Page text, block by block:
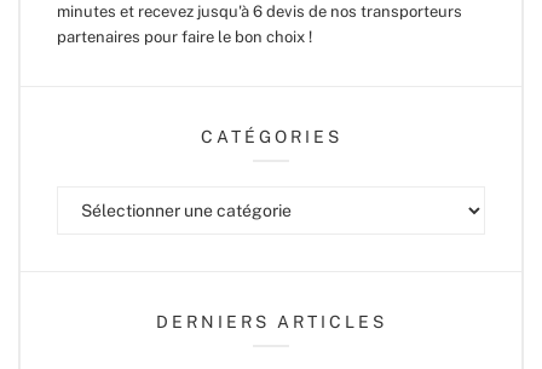
minutes et recevez jusqu'à 6 devis de nos transporteurs
partenaires pour faire le bon choix !
CATÉGORIES
DERNIERS ARTICLES